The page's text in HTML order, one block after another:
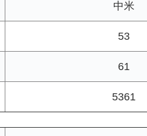
中米
53
61
5361